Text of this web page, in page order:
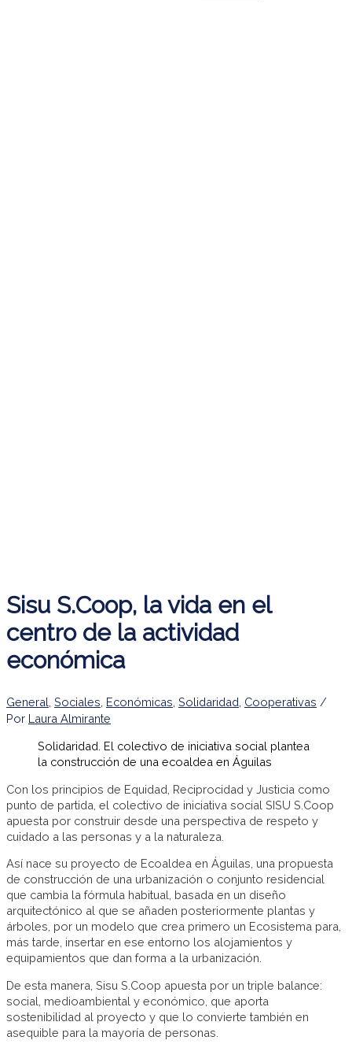
Sisu S.Coop, la vida en el
centro de la actividad
económica
General Sociales Económicas Solidaridad Cooperativas /
Por Laura Almirante
Solidaridad. El colectivo de iniciativa social plantea
la construcción de una ecoaldea en Águilas
Con los principios de Equidad, Reciprocidad y Justicia como
punto de partida, el colectivo de iniciativa social SISU S.Coop
apuesta por construir desde una perspectiva de respeto y
cuidado a las personas y a la naturaleza.
Así nace su proyecto de Ecoaldea en Águilas, una propuesta
de construcción de una urbanización o conjunto residencial
que cambia la fórmula habitual, basada en un diseño
arquitectónico al que se añaden posteriormente plantas y
árboles, por un modelo que crea primero un Ecosistema para,
más tarde, insertar en ese entorno los alojamientos y
equipamientos que dan forma a la urbanización.
De esta manera, Sisu S.Coop apuesta por un triple balance:
social, medioambiental y económico, que aporta
sostenibilidad al proyecto y que lo convierte también en
asequible para la mayoría de personas.